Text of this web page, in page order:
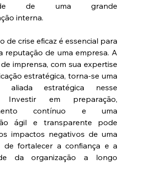
de uma grande
interna.
de crise eficaz é essencial para
reputação de uma empresa. A
imprensa, com sua expertise
estratégica, torna-se uma
aliada estratégica nesse
Investir em preparação,
contínuo e uma
ágil e transparente pode
impactos negativos de uma
de fortalecer a confiança e a
da organização a longo